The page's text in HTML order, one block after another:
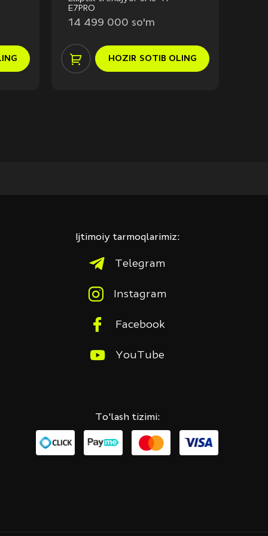
E7PRO
14 499 000 so'm
HOZIR SOTIB OLING
Ijtimoiy tarmoqlarimiz:
Telegram
Instagram
Facebook
YouTube
To'lash tizimi: